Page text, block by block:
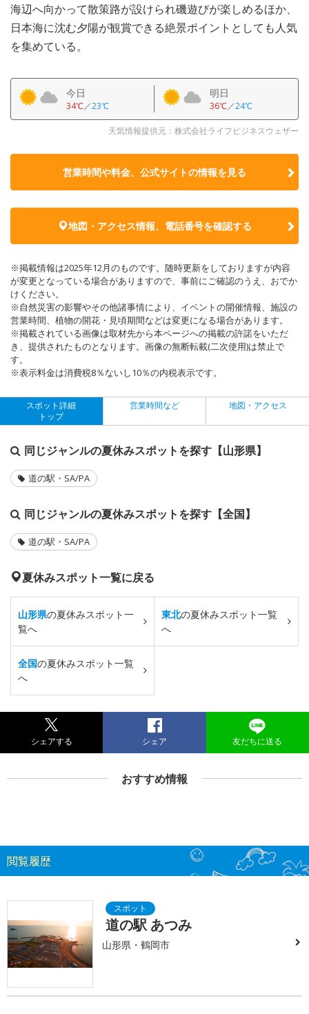
海辺へ向かって散策路が設けられ磯遊びが楽しめるほか、
日本海に沈む夕陽が観賞できる絶景ポイントとしても人気
を集めている。
今日
34℃／23℃
明日
36℃／24℃
天気情報提供元：株式会社ライフビジネスウェザー
営業時間や料金、公式サイトの情報を見る
地図・アクセス情報、電話番号を確認する
※掲載情報は2025年12月のものです。随時更新をしておりますが内容
が変更となっている場合がありますので、事前にご確認のうえ、おでか
けください。
※自然災害の影響やその他諸事情により、イベントの開催情報、施設の
営業時間、植物の開花・見頃期間などは変更になる場合があります。
※掲載されている画像は取材先から本ページへの掲載の許諾をいただ
き、提供されたものとなります。画像の無断転載(二次使用)は禁止で
す。
※表示料金は消費税8％ないし10％の内税表示です。
スポット詳細
トップ
営業時間など 地図・アクセス
同じジャンルの夏休みスポットを探す【山形県】
道の駅・SA/PA
同じジャンルの夏休みスポットを探す【全国】
道の駅・SA/PA
夏休みスポット一覧に戻る
山形県の夏休みスポット一
覧へ
東北の夏休みスポット一覧
へ
全国の夏休みスポット一覧
へ
シェアする シェア 友だちに送る
おすすめ情報
閲覧履歴
道の駅 あつみ
山形県・鶴岡市